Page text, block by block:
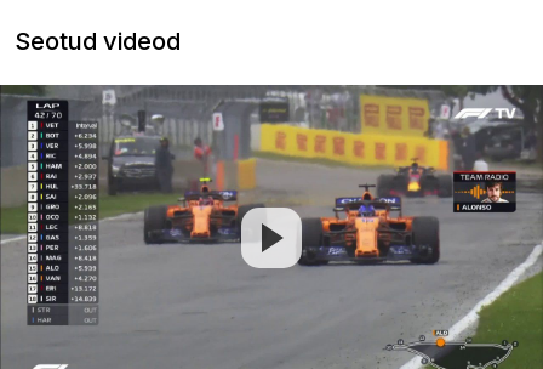
Seotud videod